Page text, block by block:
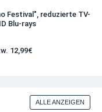
Festival", reduzierte TV-
Blu-rays
12,99€
ALLE ANZEIGEN